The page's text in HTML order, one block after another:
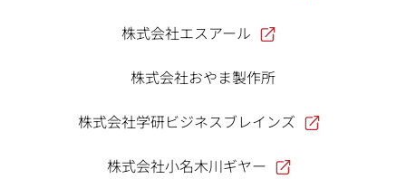
株式会社エスアール
株式会社おやま製作所
株式会社学研ビジネスブレインズ
株式会社小名木川ギヤー